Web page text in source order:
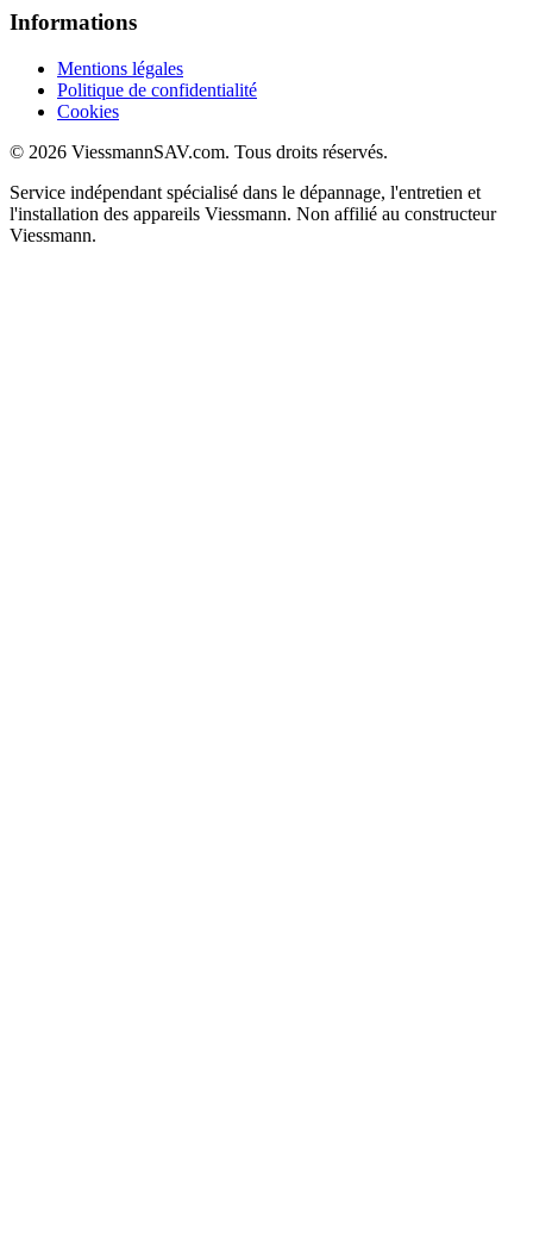
Informations
Mentions légales
Politique de confidentialité
Cookies
© 2026 ViessmannSAV.com. Tous droits réservés.
Service indépendant spécialisé dans le dépannage, l'entretien et
l'installation des appareils Viessmann. Non affilié au constructeur
Viessmann.